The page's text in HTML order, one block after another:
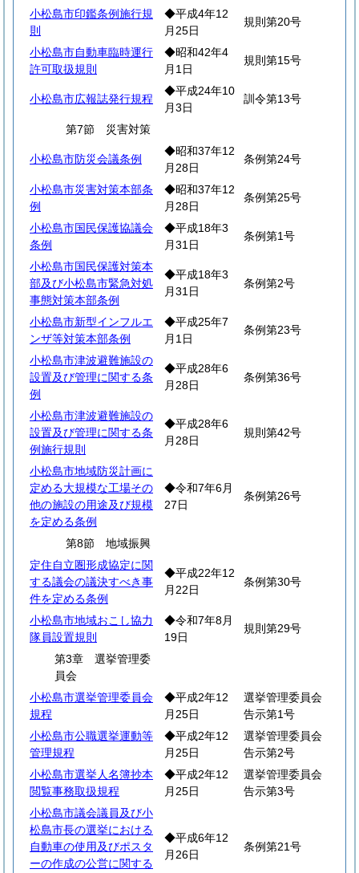
小松島市印鑑条例施行規
則
◆平成4年12
月25日
規則第20号
小松島市自動車臨時運行
許可取扱規則
◆昭和42年4
月1日
規則第15号
小松島市広報誌発行規程
◆平成24年10
月3日
訓令第13号
第7節 災害対策
小松島市防災会議条例
◆昭和37年12
月28日
条例第24号
小松島市災害対策本部条
例
◆昭和37年12
月28日
条例第25号
小松島市国民保護協議会
条例
◆平成18年3
月31日
条例第1号
小松島市国民保護対策本
部及び小松島市緊急対処
事態対策本部条例
◆平成18年3
月31日
条例第2号
小松島市新型インフルエ
ンザ等対策本部条例
◆平成25年7
月1日
条例第23号
小松島市津波避難施設の
設置及び管理に関する条
例
◆平成28年6
月28日
条例第36号
小松島市津波避難施設の
設置及び管理に関する条
例施行規則
◆平成28年6
月28日
規則第42号
小松島市地域防災計画に
定める大規模な工場その
他の施設の用途及び規模
を定める条例
◆令和7年6月
27日
条例第26号
第8節 地域振興
定住自立圏形成協定に関
する議会の議決すべき事
件を定める条例
◆平成22年12
月22日
条例第30号
小松島市地域おこし協力
隊員設置規則
◆令和7年8月
19日
規則第29号
第3章 選挙管理委
員会
小松島市選挙管理委員会
規程
◆平成2年12
月25日
選挙管理委員会
告示第1号
小松島市公職選挙運動等
管理規程
◆平成2年12
月25日
選挙管理委員会
告示第2号
小松島市選挙人名簿抄本
閲覧事務取扱規程
◆平成2年12
月25日
選挙管理委員会
告示第3号
小松島市議会議員及び小
松島市長の選挙における
自動車の使用及びポスタ
ーの作成の公営に関する
◆平成6年12
月26日
条例第21号